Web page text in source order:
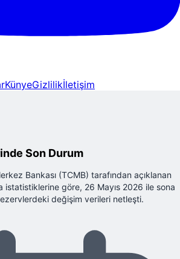
KünyeGizlilikİletişim
Son Durum
Bankası (TCMB) tarafından açıklanan
istatistiklerine göre, 26 Mayıs 2026 ile sona
değişim verileri netleşti.